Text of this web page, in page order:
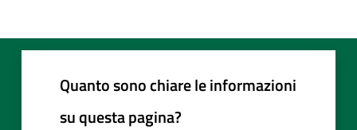
Quanto sono chiare le informazioni
su questa pagina?